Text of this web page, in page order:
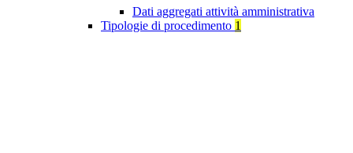
Dati aggregati attività amministrativa
Tipologie di procedimento 1